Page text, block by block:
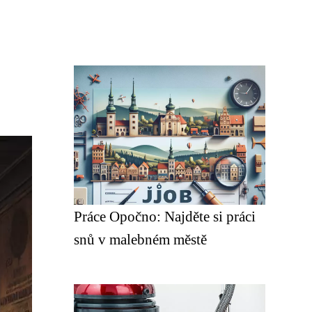
Práce Opočno: Najděte si práci
snů v malebném městě